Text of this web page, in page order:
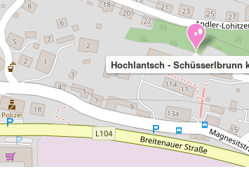
Hochlantsch - Schüsserlbrunn